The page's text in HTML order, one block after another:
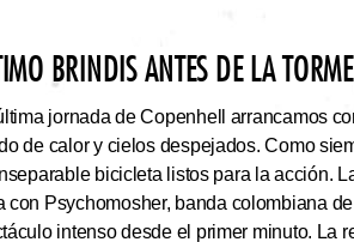
BRINDIS ANTES DE LA
jornada de Copenhell arrancamos
de calor y cielos despejados. Como
bicicleta listos para la acción.
con Psychomosher, banda colombiana
intenso desde el primer minuto. La